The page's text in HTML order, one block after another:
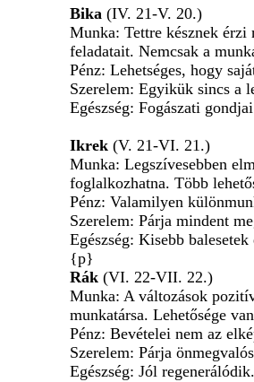
Bika (IV. 21-V. 20.)
Munka: Tettre késznek érzi
feladatait. Nemcsak a
Pénz: Lehetséges, hogy
Szerelem: Egyikük sincs a
Egészség: Fogászati
Ikrek (V. 21-VI. 21.)
Munka: Legszívesebben
foglalkozhatna. Több
Pénz: Valamilyen
Szerelem: Párja mindent
Egészség: Kisebb
{p}
Rák (VI. 22-VII. 22.)
Munka: A változások
munkatársa. Lehetősége
Pénz: Bevételei nem az
Szerelem: Párja
Egészség: Jól regenerálódik.